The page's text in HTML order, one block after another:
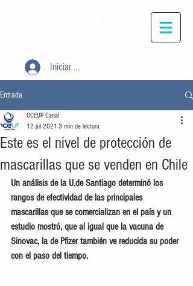
Iniciar sesión
Entrada
Este es el nivel de protección de
mascarillas que se venden en Chile
OCEUP Canal
12 jul 2021 3 min de lectura
Un análisis de la U.de Santiago determinó los
rangos de efectividad de las principales
mascarillas que se comercializan en el país y un
estudio mostró, que al igual que la vacuna de
Sinovac, la de Pfizer también ve reducida su poder
con el paso del tiempo.